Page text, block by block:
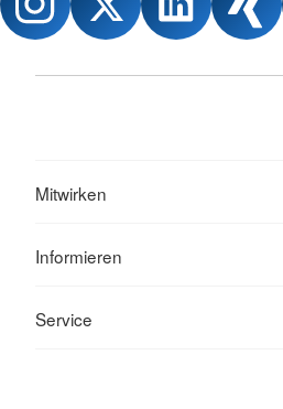
Mitwirken
Informieren
Service